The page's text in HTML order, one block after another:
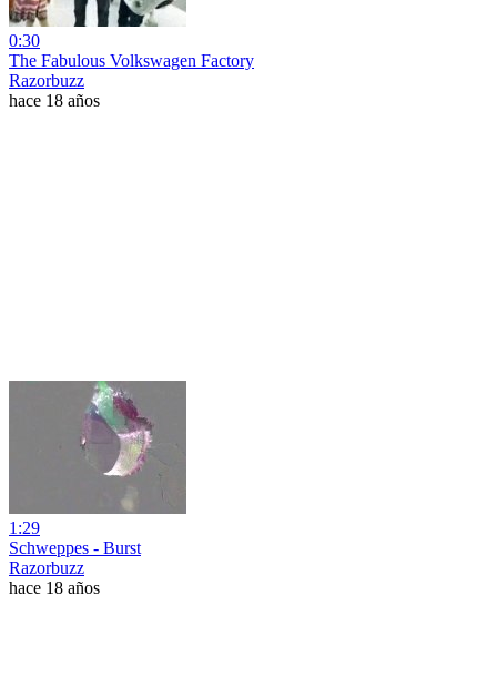
0:30
The Fabulous Volkswagen Factory
Razorbuzz
hace 18 años
1:29
Schweppes - Burst
Razorbuzz
hace 18 años